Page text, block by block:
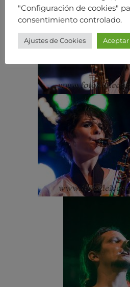
"Configuración de cookies"
consentimiento controlado.
Ajustes de Cookies